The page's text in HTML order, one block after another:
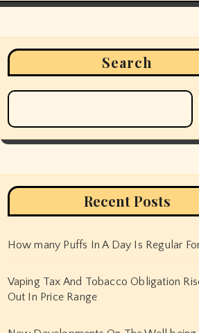
Search
Recent Posts
How many Puffs In A Day Is Regular
Vaping Tax And Tobacco Obligation
Out In Price Range